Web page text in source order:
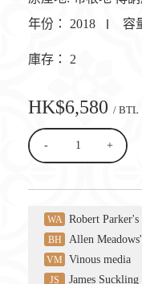
年份： 2018 容
庫存： 2
HK$6,580 / BTL
- +
WA Robert
BH Allen
VM Vinous media
JS James Suckling